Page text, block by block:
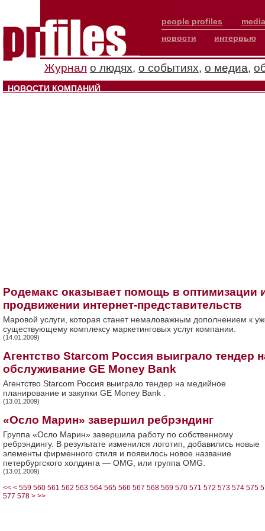
people profiles
новости
интервью
Журнал о людях, о событиях, о медиа,
НОВОСТИ КОМПАНИЙ
Родемакс оказывает помощь в оптимизации
продвижении интернет-представительств
Маровой услуги, которая станет немаловажным дополнением к
существующему комплексу маркетинговых услуг компании.
(14.01.2009)
Агентство Starcom Россия выиграло тендер
обслуживание GE Money Bank
Агентство Starcom Россия выиграло тендер на медийное
планирование и закупки GE Money Bank .
(13.01.2009)
«Осло Марин» завершил ребрэндинг
Группа «Осло Марин» завершила работу по собственному
ребрэндингу. В результате изменился логотип, добавились новые
элементы фирменного стиля и появилось новое название
петербургского холдинга — OMG, или группа OMG.
(13.01.2009)
<< < 559 560 561 562 563 564 565 566 567 568 569 570 571 572 573 574 575
577 578 > >>